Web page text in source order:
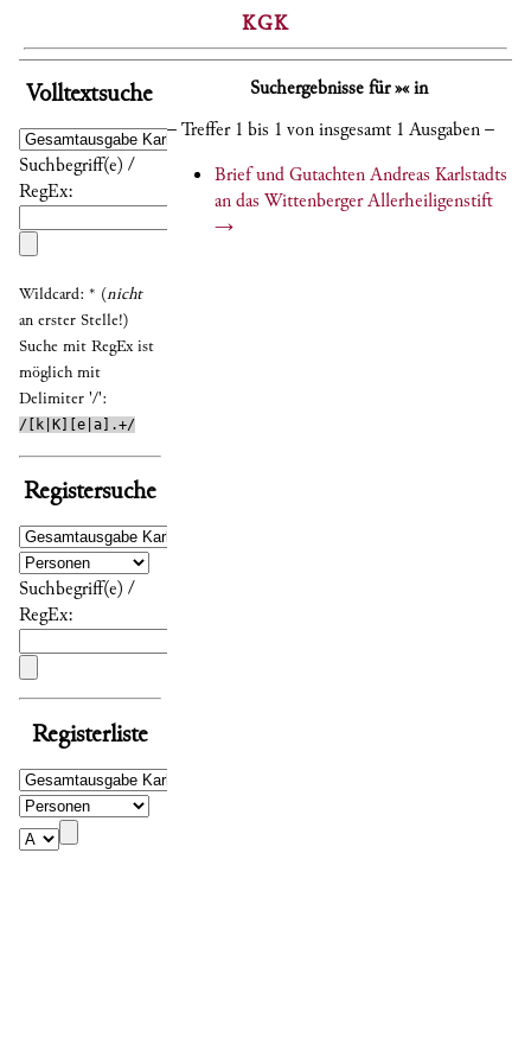
KGK
Volltextsuche
Suchbegriff(e) /
RegEx:
Wildcard: * (nicht
an erster Stelle!)
Suche mit RegEx ist
möglich mit
Delimiter '/':
/[k|K][e|a].+/
Registersuche
Suchbegriff(e) /
RegEx:
Registerliste
Suchergebnisse für »« in
– Treffer 1 bis 1 von insgesamt 1 Ausgaben –
Brief und Gutachten Andreas Karlstadts
an das Wittenberger Allerheiligenstift
→